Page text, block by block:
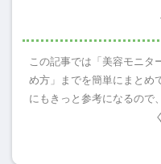
この記事では「美容モニタ
め方」までを簡単にまとめ
にもきっと参考になるので